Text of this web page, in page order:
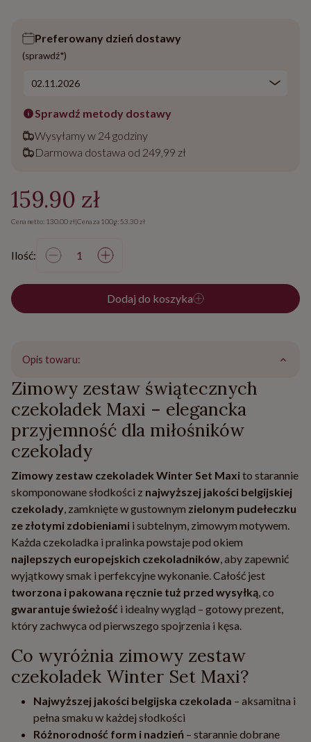
Preferowany dzień dostawy
(sprawdź*)
Sprawdź metody dostawy
Wysyłamy w 24 godziny
Darmowa dostawa od 249,99 zł
159.90 zł
Cena netto: 130.00 zł|Cena za 100g: 53.30 zł
Ilość:
Dodaj do koszyka
Opis towaru:
Zimowy zestaw świątecznych
czekoladek Maxi – elegancka
przyjemność dla miłośników
czekolady
Zimowy zestaw czekoladek Winter Set Maxito starannie
skomponowane słodkości z najwyższej jakości belgijskiej
czekolady, zamknięte w gustownym zielonym pudełeczku
ze złotymi zdobieniami i subtelnym, zimowym motywem.
Każda czekoladka i pralinka powstaje pod okiem
najlepszych europejskich czekoladników, aby zapewnić
wyjątkowy smak i perfekcyjne wykonanie. Całość jest
tworzona i pakowana ręcznie tuż przed wysyłką, co
gwarantuje świeżość i idealny wygląd – gotowy prezent,
który zachwyca od pierwszego spojrzenia i kęsa.
Co wyróżnia zimowy zestaw
czekoladek Winter Set Maxi?
Najwyższej jakości belgijska czekolada – aksamitna i
pełna smaku w każdej słodkości
Różnorodność form i nadzień – starannie dobrane